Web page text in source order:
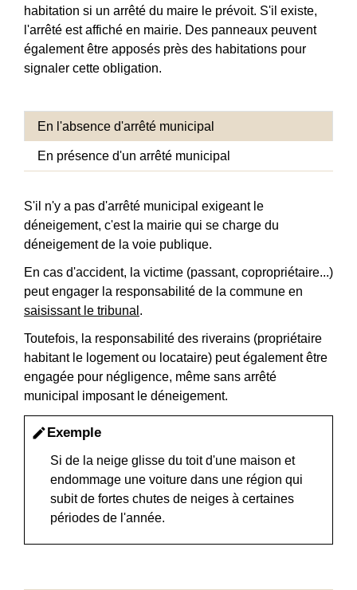
habitation si un arrêté du maire le prévoit. S'il existe,
l'arrêté est affiché en mairie. Des panneaux peuvent
également être apposés près des habitations pour
signaler cette obligation.
En l'absence d'arrêté municipal
En présence d'un arrêté municipal
S'il n'y a pas d'arrêté municipal exigeant le
déneigement, c'est la mairie qui se charge du
déneigement de la voie publique.
En cas d'accident, la victime (passant, copropriétaire...)
peut engager la responsabilité de la commune en
saisissant le tribunal .
Toutefois, la responsabilité des riverains (propriétaire
habitant le logement ou locataire) peut également être
engagée pour négligence, même sans arrêté
municipal imposant le déneigement.
editExemple
Si de la neige glisse du toit d'une maison et
endommage une voiture dans une région qui
subit de fortes chutes de neiges à certaines
périodes de l'année.